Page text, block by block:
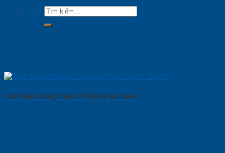
Tìm
kiếm:
Cửa Thép Chống Cháy Có Thật Sự An Toàn ?